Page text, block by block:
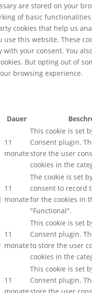
are stored on your
of basic
cookies that help us
use this website. These
with your consent. You
But opting out of
browsing experience.
Dauer
11
monate
This cookie is set
Consent plugin.
store the user
cookies in the
11
monate
The cookie is set
consent to record
for the cookies in
"Functional".
11
monate
This cookie is set
Consent plugin.
to store the user
cookies in the
11
This cookie is set
Consent plugin.